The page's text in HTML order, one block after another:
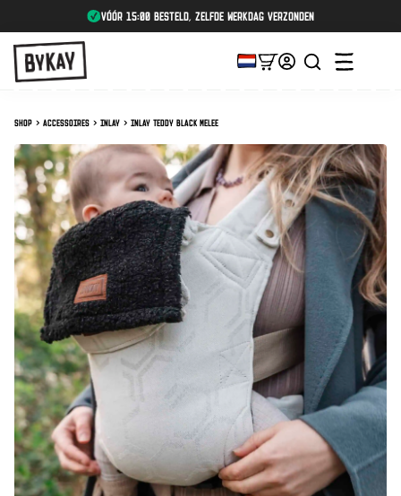
vóór 15:00 besteld, zelfde werkdag verzonden
Shop Accessoires Inlay Inlay Teddy Black Melee